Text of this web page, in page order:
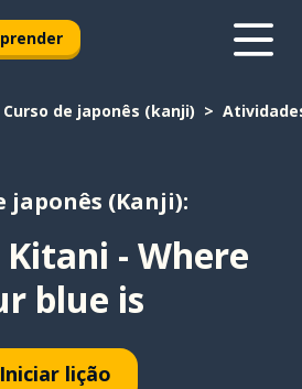
Curso de japonês (kanji)
japonês (Kanji):
- Where
blue is
Iniciar lição